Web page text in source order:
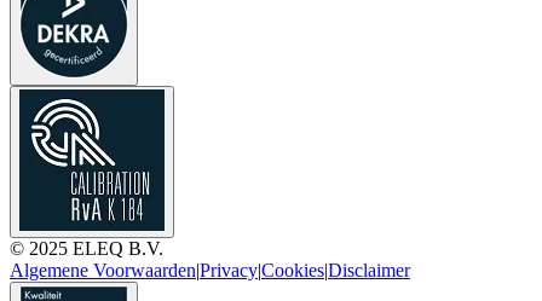
© 2025 ELEQ B.V.
Algemene Voorwaarden|Privacy|Cookies|Disclaimer